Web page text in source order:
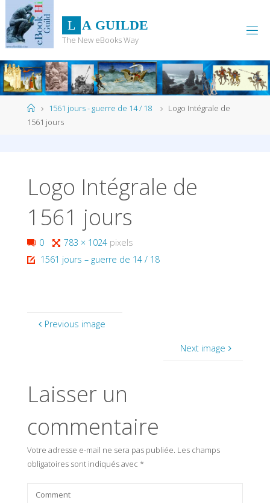
content
L A GUILDE
The New eBooks Way
Home1561 jours - guerre de 14 / 18
Logo Intégrale de
1561 jours
Logo Intégrale de
1561 jours
0
Full
size
783 × 1024 pixels
1561 jours – guerre de 14 / 18
Previous image
Next image
Laisser un
commentaire
Votre adresse e-mail ne sera pas publiée. Les champs
obligatoires sont indiqués avec *